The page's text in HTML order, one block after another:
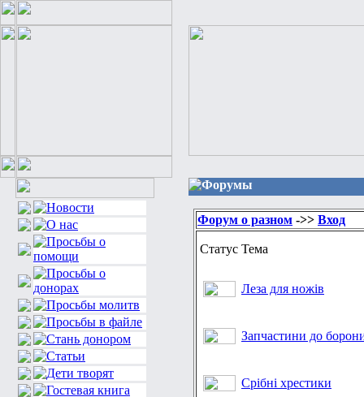
Форумы
Форум о разном ->> Вход
Статус Тема
Леза для ножів
Запчастини до
Срібні хрестики